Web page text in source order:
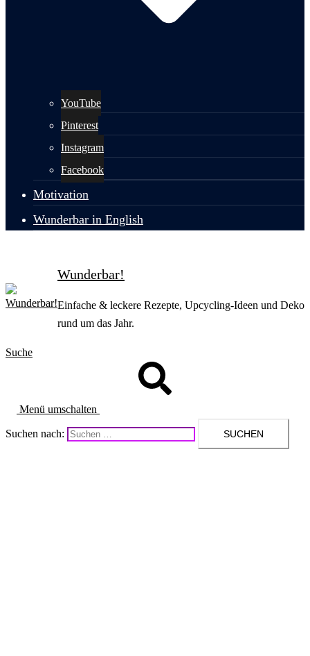
YouTube
Pinterest
Instagram
Facebook
Motivation
Wunderbar in English
Wunderbar!
Einfache & leckere Rezepte, Upcycling-Ideen und Deko
rund um das Jahr.
Suche
Menü umschalten
Suchen nach: